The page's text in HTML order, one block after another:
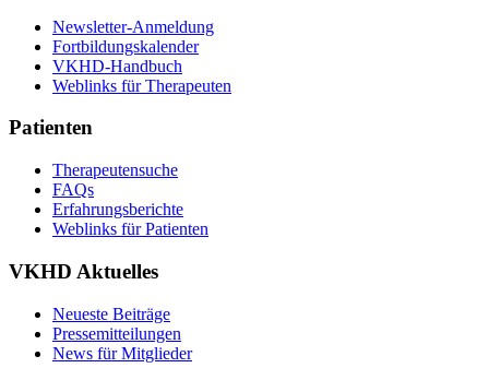
Newsletter-Anmeldung
Fortbildungskalender
VKHD-Handbuch
Weblinks für Therapeuten
Patienten
Therapeutensuche
FAQs
Erfahrungsberichte
Weblinks für Patienten
VKHD Aktuelles
Neueste Beiträge
Pressemitteilungen
News für Mitglieder